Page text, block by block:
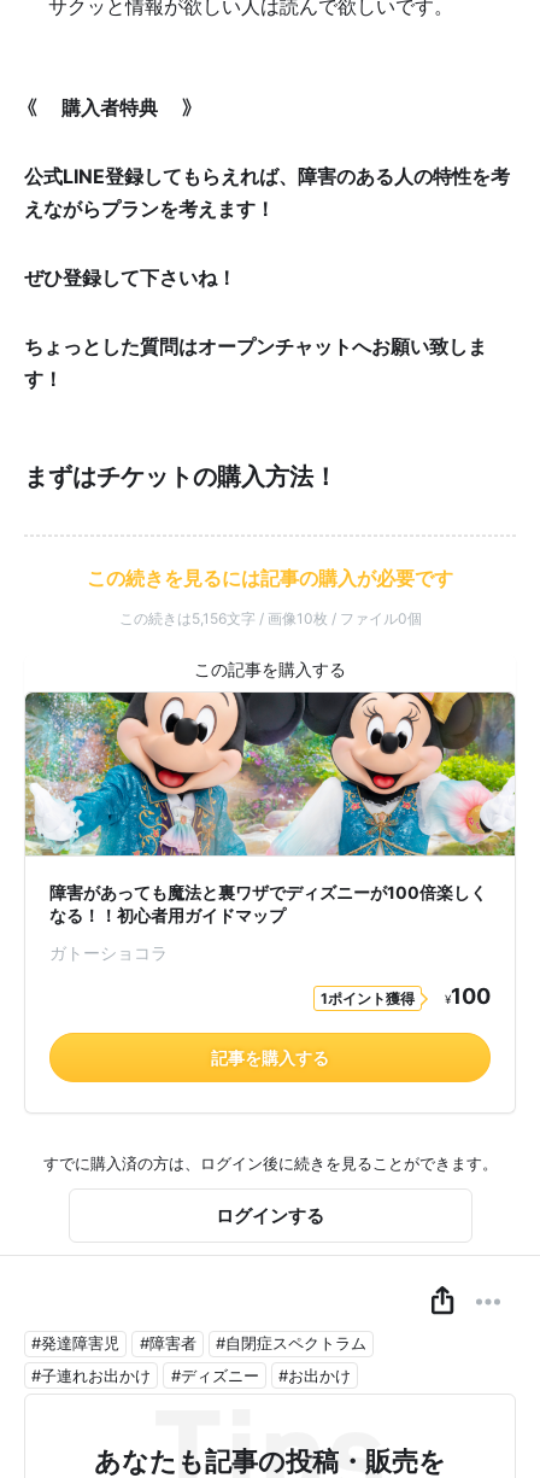
👆️サクッと情報が欲しい人は読んで欲しいです。
《✨購入者特典✨》
公式LINE登録してもらえれば、障害のある人の特性を考
えながらプランを考えます！
ぜひ登録して下さいね！
ちょっとした質問はオープンチャットへお願い致しま
す！
まずはチケットの購入方法！
この続きを見るには記事の購入が必要です
この続きは5,156文字 / 画像10枚 / ファイル0個
障害があっても魔法と裏ワザでディズニーが100倍楽しく
なる！！初心者用ガイドマップ
ガトーショコラ
1ポイント獲得 ¥100
記事を購入する
すでに購入済の方は、ログイン後に続きを見ることができます。
ログインする
#発達障害児 #障害者
#自閉症スペクトラム
#子連れお出かけ
#ディズニー #お出かけ
あなたも記事の投稿・販売を